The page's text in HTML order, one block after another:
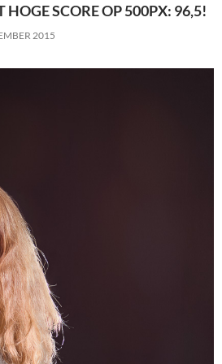
HOGE SCORE OP 500PX: 96,5!
2015